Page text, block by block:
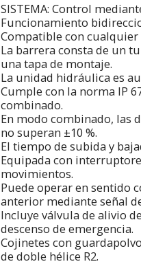
SISTEMA: Control
Funcionamiento
Compatible con
La barrera consta de un
una tapa de montaje.
La unidad hidráulica es
Cumple con la norma IP
combinado.
En modo combinado, las
no superan ±10 %.
El tiempo de subida y
Equipada con
movimientos.
Puede operar en sentido
anterior mediante señal
Incluye válvula de alivio
descenso de emergencia.
Cojinetes con
de doble hélice R2.